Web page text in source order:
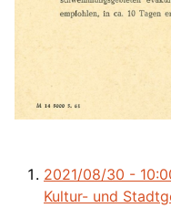
2021/08/30 -
Kultur- und